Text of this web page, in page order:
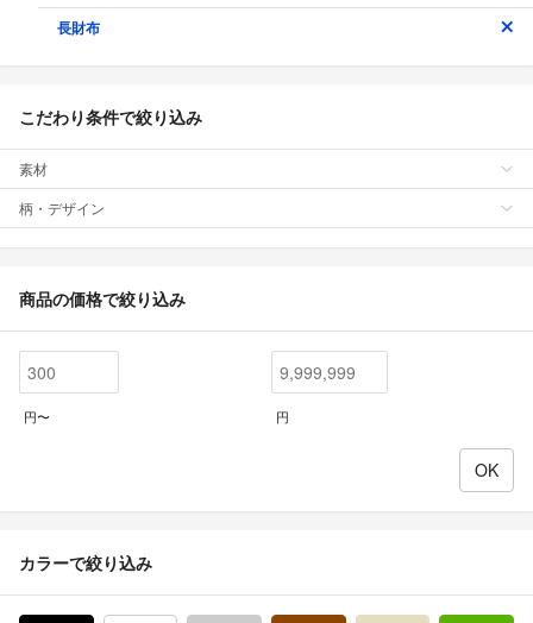
長財布
こだわり条件で絞り込み
素材
柄・デザイン
商品の価格で絞り込み
円〜 円
カラーで絞り込み